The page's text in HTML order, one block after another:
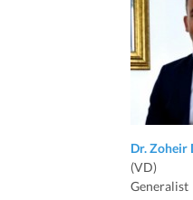
Dr. Zoheir
(VD)
Generalist